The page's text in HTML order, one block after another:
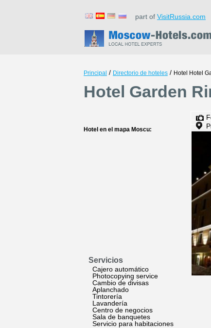
part of VisitRussia.com
Principal / Directorio de hoteles / Hotel Hotel
Hotel Garden
Hotel en el mapa Moscu:
Servicios
Cajero automático
Photocopying service
Cambio de divisas
Aplanchado
Tintorería
Lavandería
Centro de negocios
Sala de banquetes
Servicio para habitaciones